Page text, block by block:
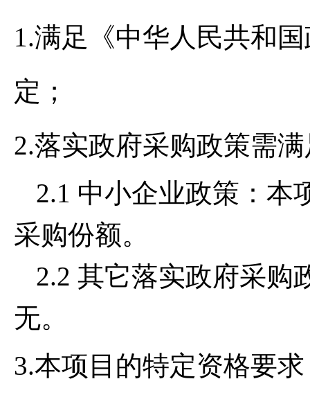
1.满足《中华人民共和
定；
2.落实政府采购政策需
2.1 中小企业政策：本
采购份额。
2.2 其它落实政府采购
无。
3.本项目的特定资格要